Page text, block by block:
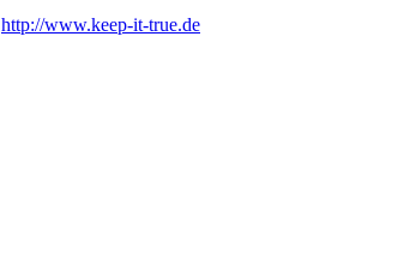
http://www.keep-it-true.de